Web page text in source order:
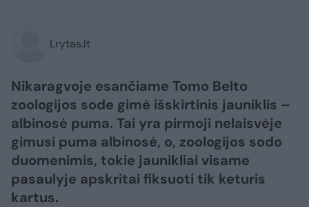
Lrytas.lt
​Nikaragvoje esančiame Tomo Belto
zoologijos sode gimė išskirtinis jauniklis –
albinosė puma. Tai yra pirmoji nelaisvėje
gimusi puma albinosė, o, zoologijos sodo
duomenimis, tokie jaunikliai visame
pasaulyje apskritai fiksuoti tik keturis
kartus.